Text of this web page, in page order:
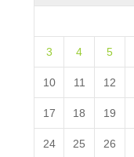
3 4 5
10 11 12
17 18 19
24 25 26